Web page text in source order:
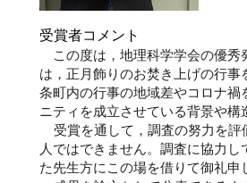
受賞者コメント
この度は，地理科学学会の優秀
は，正月飾りのお焚き上げの行
条町内の行事の地域差やコロナ
ニティを成立させている背景や
受賞を通して，調査の努力を
人ではできません。調査に協力
た先生方にこの場を借りて御礼